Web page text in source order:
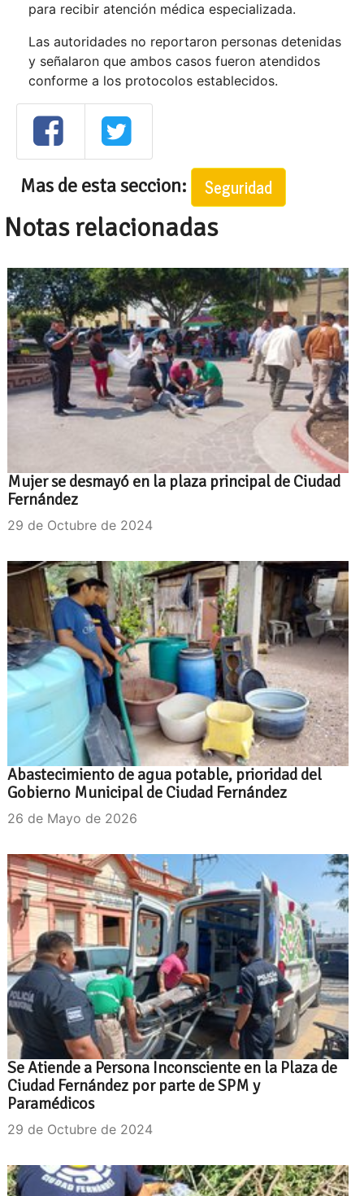
para recibir atención médica especializada.
Las autoridades no reportaron personas detenidas
y señalaron que ambos casos fueron atendidos
conforme a los protocolos establecidos.
Mas de esta seccion: Seguridad
Notas relacionadas
Mujer se desmayó en la plaza principal de Ciudad
Fernández
29 de Octubre de 2024
Abastecimiento de agua potable, prioridad del
Gobierno Municipal de Ciudad Fernández
26 de Mayo de 2026
Se Atiende a Persona Inconsciente en la Plaza de
Ciudad Fernández por parte de SPM y
Paramédicos
29 de Octubre de 2024